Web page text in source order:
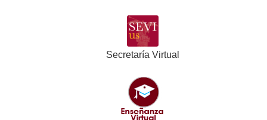
Secretaría Virtual